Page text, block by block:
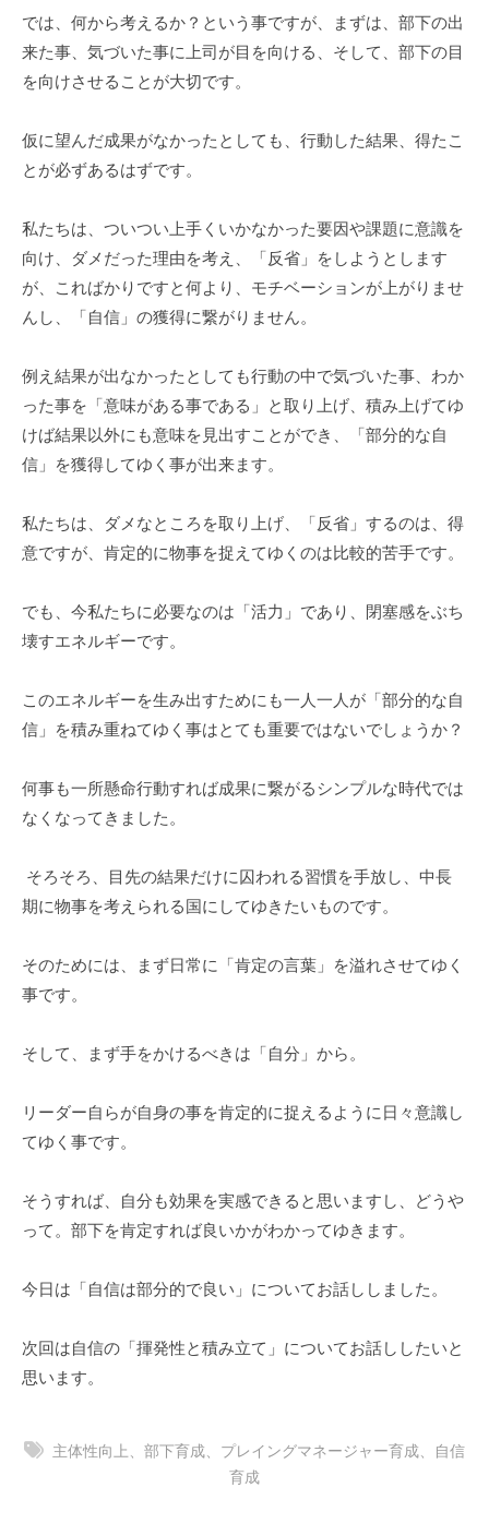
では、何から考えるか？という事ですが、まずは、部下の出
来た事、気づいた事に上司が目を向ける、そして、部下の目
を向けさせることが大切です。
仮に望んだ成果がなかったとしても、行動した結果、得たこ
とが必ずあるはずです。
私たちは、ついつい上手くいかなかった要因や課題に意識を
向け、ダメだった理由を考え、「反省」をしようとします
が、こればかりですと何より、モチベーションが上がりませ
んし、「自信」の獲得に繋がりません。
例え結果が出なかったとしても行動の中で気づいた事、わか
った事を「意味がある事である」と取り上げ、積み上げてゆ
けば結果以外にも意味を見出すことができ、「部分的な自
信」を獲得してゆく事が出来ます。
私たちは、ダメなところを取り上げ、「反省」するのは、得
意ですが、肯定的に物事を捉えてゆくのは比較的苦手です。
でも、今私たちに必要なのは「活力」であり、閉塞感をぶち
壊すエネルギーです。
このエネルギーを生み出すためにも一人一人が「部分的な自
信」を積み重ねてゆく事はとても重要ではないでしょうか？
何事も一所懸命行動すれば成果に繋がるシンプルな時代では
なくなってきました。
そろそろ、目先の結果だけに囚われる習慣を手放し、中長
期に物事を考えられる国にしてゆきたいものです。
そのためには、まず日常に「肯定の言葉」を溢れさせてゆく
事です。
そして、まず手をかけるべきは「自分」から。
リーダー自らが自身の事を肯定的に捉えるように日々意識し
てゆく事です。
そうすれば、自分も効果を実感できると思いますし、どうや
って。部下を肯定すれば良いかがわかってゆきます。
今日は「自信は部分的で良い」についてお話ししました。
次回は自信の「揮発性と積み立て」についてお話ししたいと
思います。
主体性向上、部下育成、プレイングマネージャー育成、自信
育成